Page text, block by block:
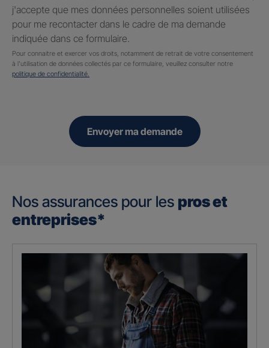
j'accepte que mes données personnelles soient utilisées
pour me recontacter dans le cadre de ma demande
indiquée dans ce formulaire.
Pour connaitre et exercer vos droits, notamment de retrait de votre consentement
à l'utilisation de données collectés par ce formulaire, veuillez consulter notre
politique de confidentialité.
Envoyer ma demande
Nos assurances pour les pros et
entreprises*